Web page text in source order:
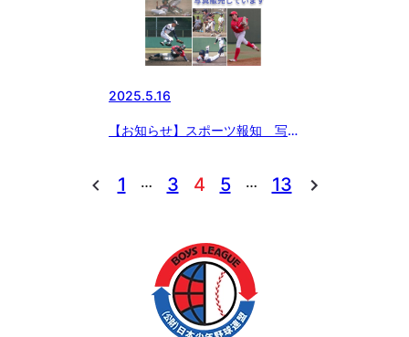
2025.5.16
【お知らせ】スポーツ報知 写真
1 … 3 4 5 … 13